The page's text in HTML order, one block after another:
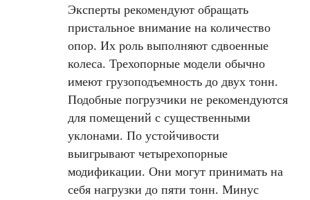
Эксперты рекомендуют обращать
пристальное внимание на количество
опор. Их роль выполняют сдвоенные
колеса. Трехопорные модели обычно
имеют грузоподъемность до двух тонн.
Подобные погрузчики не рекомендуются
для помещений с существенными
уклонами. По устойчивости
выигрывают четырехопорные
модификации. Они могут принимать на
себя нагрузки до пяти тонн. Минус